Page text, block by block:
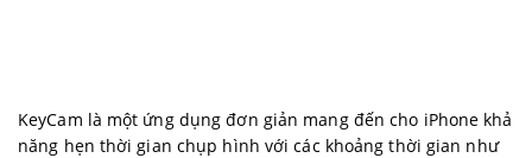
KeyCam là một ứng dụng đơn giản mang đến cho iPhone khả
năng hẹn thời gian chụp hình với các khoảng thời gian như